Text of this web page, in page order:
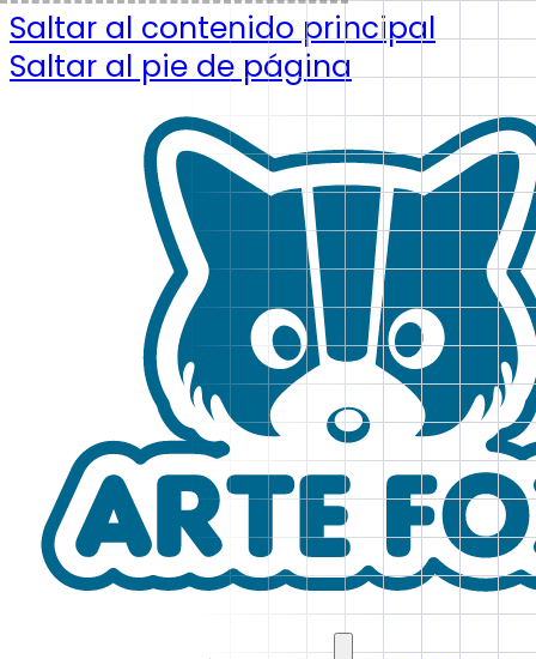
Saltar al contenido principal
Saltar al pie de página